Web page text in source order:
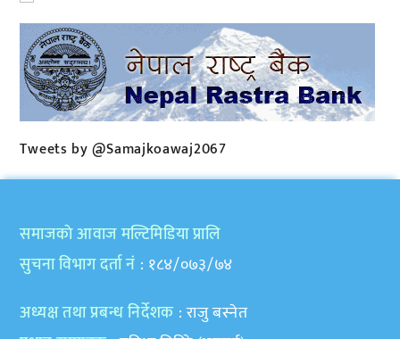
Tweets by @Samajkoawaj2067
समाजकाे आवाज मल्टिमिडिया प्रालि
सुचना विभाग दर्ता नं : १८४/०७३/७४
अध्यक्ष तथा प्रबन्ध निर्देशक : राजु बस्नेत